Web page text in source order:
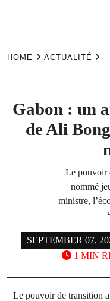
HOME ACTUALITÉ
Gabon : un
de Ali
Le pouvoir
nommé
ministre,
SEPTEMBER 07,
1 MIN
Le pouvoir de transition